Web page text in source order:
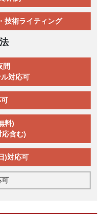
技術ライティング
間
対応可
料)
応含む)
)対応可
可